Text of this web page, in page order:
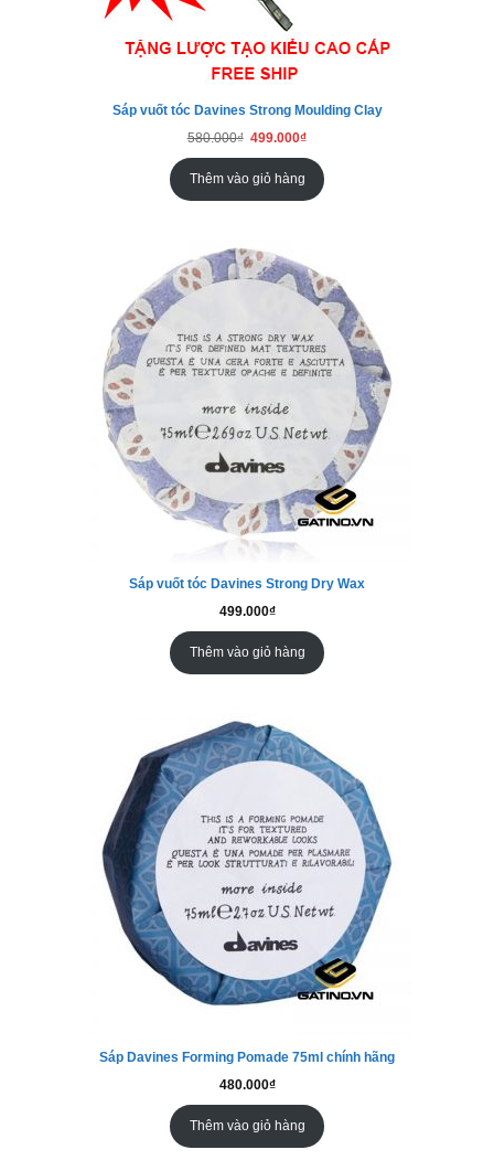
Sáp vuốt tóc Davines Strong Moulding Clay
580.000₫ Giá
là:
580.000₫.
499.000₫Giá
tại
499.000₫.
Thêm vào giỏ hàng
Sáp vuốt tóc Davines Strong Dry Wax
499.000₫
Thêm vào giỏ hàng
Sáp Davines Forming Pomade 75ml chính hãng
480.000₫
Thêm vào giỏ hàng